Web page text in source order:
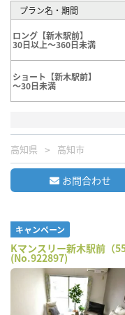
プラン名・期間
ロング【新木駅前】
30日以上～360日未満
ショート【新木駅前】
～30日未満
高知県 高知市
お問合わせ
キャンペーン
Kマンスリー新木駅前（
(No.922897)